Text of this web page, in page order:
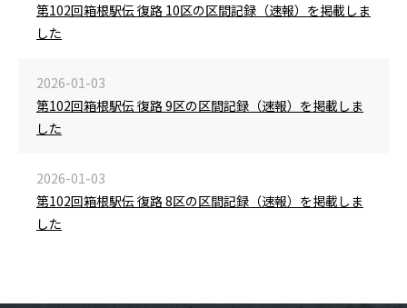
第102回箱根駅伝 復路 10区の区間記録（速報）を掲載しま
した
2026-01-03
第102回箱根駅伝 復路 9区の区間記録（速報）を掲載しま
した
2026-01-03
第102回箱根駅伝 復路 8区の区間記録（速報）を掲載しま
した